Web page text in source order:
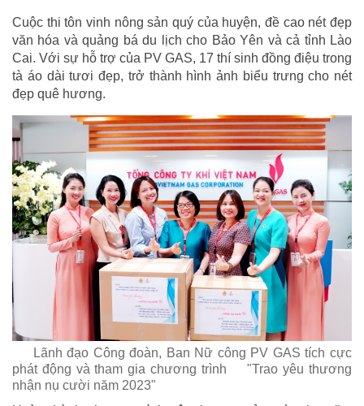
Cuộc thi tôn vinh nông sản quý của huyện, đề cao nét đẹp
văn hóa và quảng bá du lịch cho Bảo Yên và cả tỉnh Lào
Cai. Với sự hỗ trợ của PV GAS, 17 thí sinh đồng điệu trong
tà áo dài tươi đẹp, trở thành hình ảnh biểu trưng cho nét
đẹp quê hương.
Lãnh đạo Công đoàn, Ban Nữ công PV GAS tích cực
phát động và tham gia chương trình
"Trao yêu thương
nhận nụ cười năm 2023"